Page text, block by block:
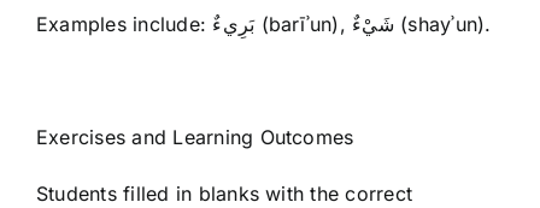
Examples include: بَرِيءٌ (barīʾun), شَيْءٌ (shayʾun).
Exercises and Learning Outcomes
Students filled in blanks with the correct